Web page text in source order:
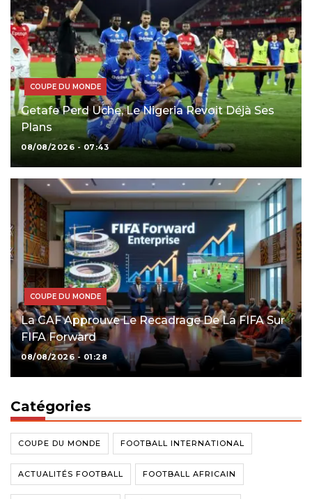
COUPE DU MONDE
Getafe Perd Uche, Le Nigeria Revoit Déjà Ses
Plans
08/08/2026 - 07:43
COUPE DU MONDE
La CAF Approuve Le Recadrage De La FIFA Sur
FIFA Forward
08/08/2026 - 01:28
Catégories
COUPE DU MONDE FOOTBALL INTERNATIONAL
ACTUALITÉS FOOTBALL FOOTBALL AFRICAIN